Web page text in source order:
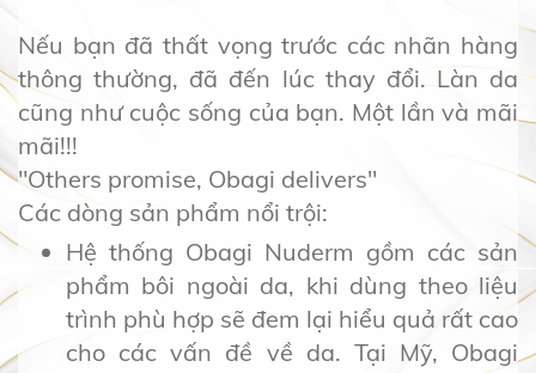
Nếu bạn đã thất vọng trước các nhãn hàng
thông thường, đã đến lúc thay đổi. Làn da
cũng như cuộc sống của bạn. Một lần và mãi
mãi!!!
"Others promise, Obagi delivers"
Các dòng sản phẩm nổi trội:
Hệ thống Obagi Nuderm gồm các sản
phẩm bôi ngoài da, khi dùng theo liệu
trình phù hợp sẽ đem lại hiểu quả rất cao
cho các vấn đề về da. Tại Mỹ, Obagi